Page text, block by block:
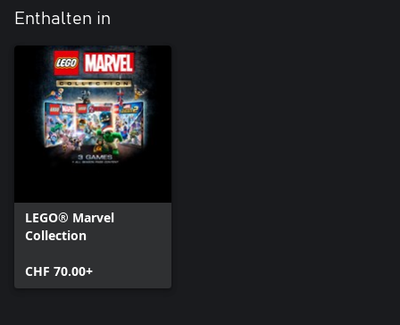
Enthalten in
LEGO® Marvel
Collection
CHF 70.00+